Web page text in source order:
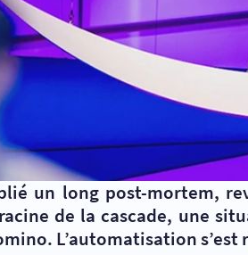
un long post-mortem,
de la cascade, une
L’automatisation